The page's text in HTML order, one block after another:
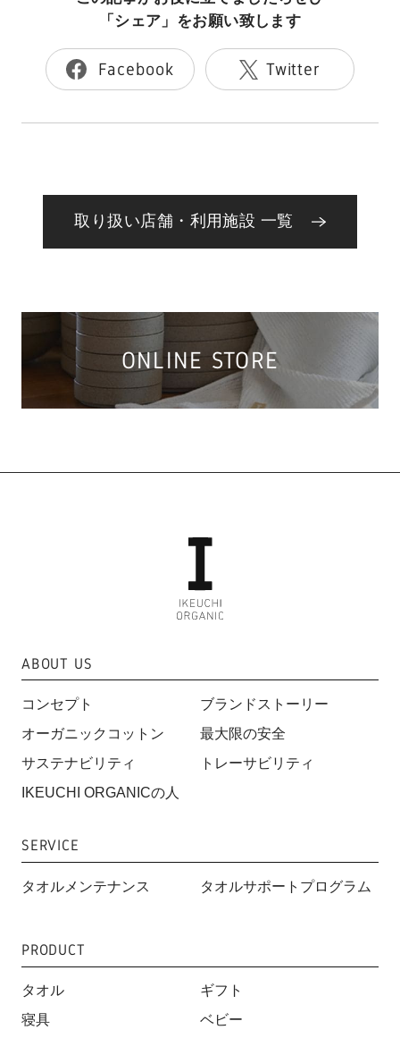
「シェア」をお願い致します
Facebook Twitter
取り扱い店舗・利用施設 一覧
ONLINE STORE
ABOUT US
コンセプト
ブランドストーリー
オーガニックコットン
最大限の安全
サステナビリティ
トレーサビリティ
IKEUCHI ORGANICの人
SERVICE
タオルメンテナンス タオルサポートプログラム
PRODUCT
タオル
ギフト
寝具
ベビー